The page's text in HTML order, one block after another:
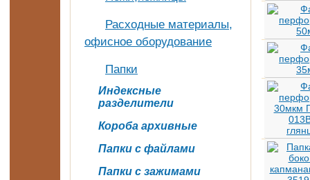
Расходные материалы,
офисное оборудование
Папки
Индексные
разделители
Короба архивные
Папки с файлами
Папки с зажимами